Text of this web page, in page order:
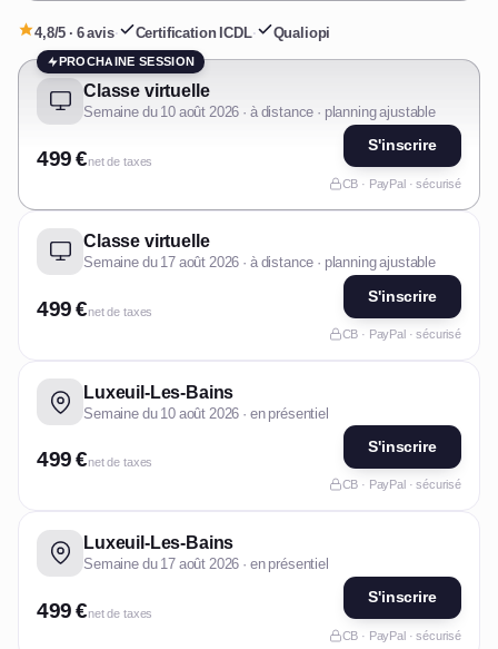
4,8/5 · 6 avis· Certification ICDL· Qualiopi
PROCHAINE SESSION
Classe virtuelle
Semaine du 10 août 2026 · à distance · planning ajustable
499 €net de taxes
S'inscrire
CB · PayPal · sécurisé
Classe virtuelle
Semaine du 17 août 2026 · à distance · planning ajustable
499 €net de taxes
S'inscrire
CB · PayPal · sécurisé
Luxeuil-Les-Bains
Semaine du 10 août 2026 · en présentiel
499 €net de taxes
S'inscrire
CB · PayPal · sécurisé
Luxeuil-Les-Bains
Semaine du 17 août 2026 · en présentiel
499 €net de taxes
S'inscrire
CB · PayPal · sécurisé